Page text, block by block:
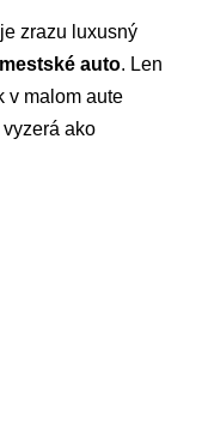
zrazu luxusný
auto. Len
v malom aute
ako